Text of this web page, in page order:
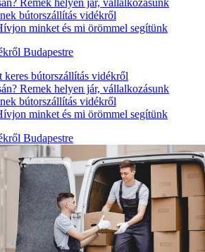
Remek helyen jár, vállalkozásunk
bútorszállítás vidékről
minket és mi örömmel segítünk
Budapestre
keres bútorszállítás vidékről
Remek helyen jár, vállalkozásunk
bútorszállítás vidékről
minket és mi örömmel segítünk
Budapestre